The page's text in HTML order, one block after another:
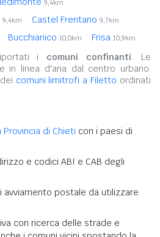
9,4km
9,4km Castel Frentano 9,7km
Bucchianico 10,0km Frisa 10,9km
i comuni confinanti. Le
in linea d'aria dal centro urbano.
comuni limitrofi a Filetto ordinati
di Chieti con i paesi di
e codici ABI e CAB degli
avviamento postale da utilizzare
con ricerca delle strade e